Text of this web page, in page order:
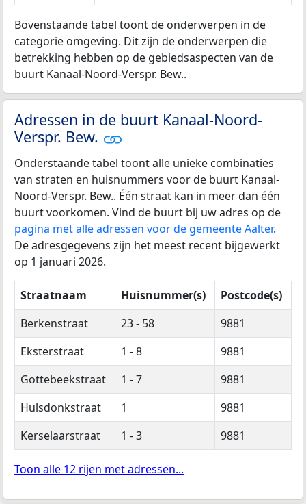
Bovenstaande tabel toont de onderwerpen in de
categorie omgeving. Dit zijn de onderwerpen die
betrekking hebben op de gebiedsaspecten van de
buurt Kanaal-Noord-Verspr. Bew..
Adressen in de buurt Kanaal-Noord-
Verspr. Bew.
Onderstaande tabel toont alle unieke combinaties
van straten en huisnummers voor de buurt Kanaal-
Noord-Verspr. Bew.. Één straat kan in meer dan één
buurt voorkomen. Vind de buurt bij uw adres op de
pagina met alle adressen voor de gemeente Aalter.
De adresgegevens zijn het meest recent bijgewerkt
op 1 januari 2026.
Straatnaam Huisnummer(s)
Postcode(s)
Berkenstraat
23 - 58
9881
Eksterstraat
1 - 8
9881
Gottebeekstraat
1 - 7
9881
Hulsdonkstraat
1
9881
Kerselaarstraat
1 - 3 9881
Toon alle 12 rijen met adressen...